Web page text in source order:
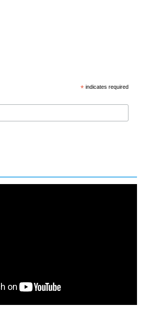
* indicates required